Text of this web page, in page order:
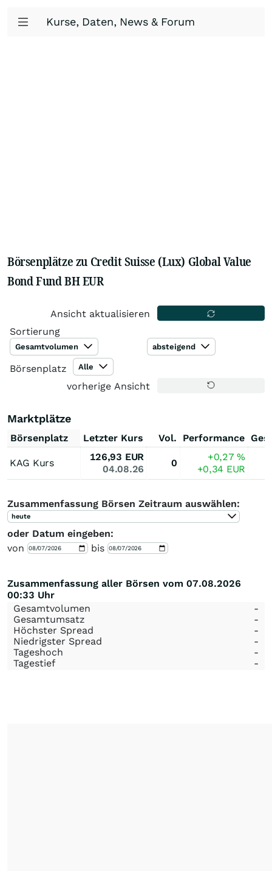
Kurse, Daten, News & Forum
Börsenplätze zu Credit Suisse (Lux) Global Value
Bond Fund BH EUR
Ansicht aktualisieren
Sortierung
Gesamtvolumen absteigend
Börsenplatz Alle
vorherige Ansicht
Marktplätze
Börsenplatz Letzter Kurs Vol. Performance
KAG Kurs
126,93 EUR
04.08.26
0
+0,27%
+0,34 EUR
Zusammenfassung Börsen Zeitraum auswählen:
heute
oder Datum eingeben:
von
bis
Zusammenfassung aller Börsen vom 07.08.2026
00:33 Uhr
Gesamtvolumen
-
Gesamtumsatz
-
Höchster Spread
-
Niedrigster Spread
-
Tageshoch
-
Tagestief
-